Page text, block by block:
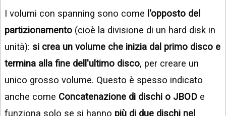
I volumi con spanning sono come l'opposto del
partizionamento (cioè la divisione di un hard disk in
unità): si crea un volume che inizia dal primo disco e
termina alla fine dell'ultimo disco, per creare un
unico grosso volume. Questo è spesso indicato
anche come Concatenazione di dischi o JBOD e
funziona solo se si hanno più di due dischi nel